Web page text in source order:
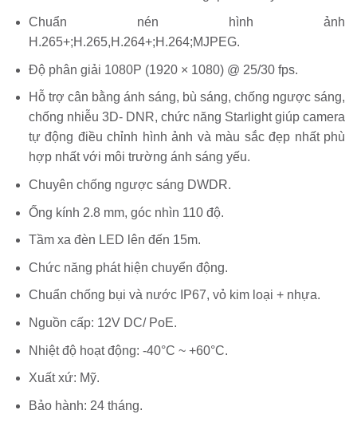
Chuẩn nén hình ảnh
H.265+;H.265,H.264+;H.264;MJPEG.
Độ phân giải 1080P (1920 × 1080) @ 25/30 fps.
Hỗ trợ cân bằng ánh sáng, bù sáng, chống ngược sáng,
chống nhiễu 3D- DNR, chức năng Starlight giúp camera
tự động điều chỉnh hình ảnh và màu sắc đẹp nhất phù
hợp nhất với môi trường ánh sáng yếu.
Chuyên chống ngược sáng DWDR.
Ống kính 2.8 mm, góc nhìn 110 độ.
Tầm xa đèn LED lên đến 15m.
Chức năng phát hiện chuyển động.
Chuẩn chống bụi và nước IP67, vỏ kim loại + nhựa.
Nguồn cấp: 12V DC/ PoE.
Nhiệt độ hoạt động: -40°C ~ +60°C.
Xuất xứ: Mỹ.
Bảo hành: 24 tháng.